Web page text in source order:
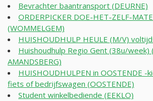
Bevrachter baantransport (DEURNE)
ORDERPICKER DOE-HET-ZELF-
(WOMMELGEM)
HUISHOUDHULP HEULE (M/V)
Huishoudhulp Regio Gent (38u/week)
AMANDSBERG)
HUISHOUDHULPEN in OOSTENDE -
fiets of bedrijfswagen (OOSTENDE)
Student winkelbediende (EEKLO)